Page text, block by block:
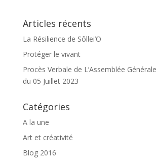
Articles récents
La Résilience de Sôllei’O
Protéger le vivant
Procès Verbale de L’Assemblée
du 05 Juillet 2023
Catégories
A la une
Art et créativité
Blog 2016